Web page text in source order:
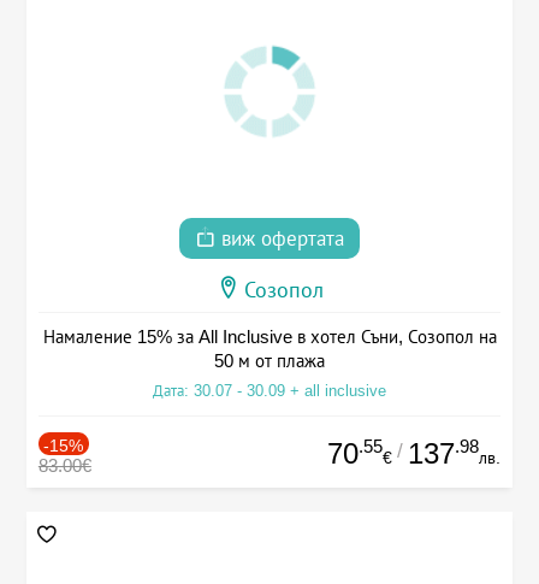
виж офертата
Созопол
Намаление 15% за All Inclusive в хотел Съни, Созопол на
50 м от плажа
Дата: 30.07 - 30.09 + all inclusive
-15%
83.00€ 70.55
€ / 137.98
лв.